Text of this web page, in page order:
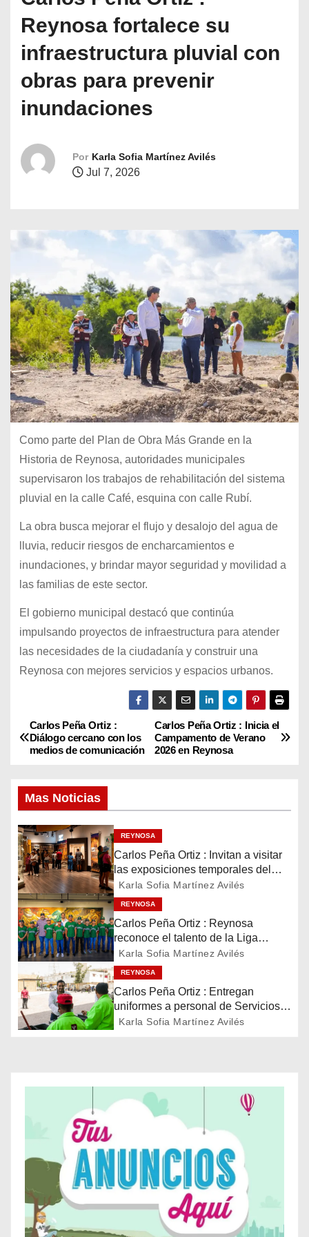
Reynosa fortalece su
infraestructura pluvial con
obras para prevenir
inundaciones
Por Karla Sofia Martínez Avilés
Jul 7, 2026
Como parte del Plan de Obra Más Grande en la
Historia de Reynosa, autoridades municipales
supervisaron los trabajos de rehabilitación del sistema
pluvial en la calle Café, esquina con calle Rubí.
La obra busca mejorar el flujo y desalojo del agua de
lluvia, reducir riesgos de encharcamientos e
inundaciones, y brindar mayor seguridad y movilidad a
las familias de este sector.
El gobierno municipal destacó que continúa
impulsando proyectos de infraestructura para atender
las necesidades de la ciudadanía y construir una
Reynosa con mejores servicios y espacios urbanos.
N
a
v
e
g
a
c
i
ó
n
d
e
r
a
d
Carlos Peña Ortiz : Inicia el
Campamento de Verano
2026 en Reynosa
Carlos Peña Ortiz :
Diálogo cercano con los
medios de comunicación
Mas Noticias
REYNOSA
Carlos Peña Ortiz : Invitan a visitar
las exposiciones temporales del
Museo del Ferrocarril Reynosa
Karla Sofia Martínez Avilés
REYNOSA
Carlos Peña Ortiz : Reynosa
reconoce el talento de la Liga
Treviño Kelly, subcampeona
latinoamericana
Karla Sofia Martínez Avilés
REYNOSA
Carlos Peña Ortiz : Entregan
uniformes a personal de Servicios
Públicos de Reynosa
Karla Sofia Martínez Avilés